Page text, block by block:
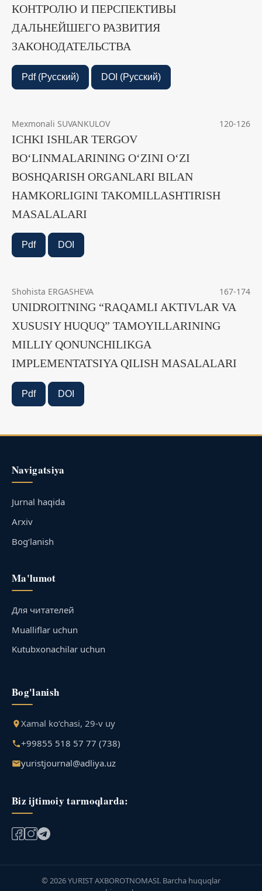
КОНТРОЛЮ И ПЕРСПЕКТИВЫ
ДАЛЬНЕЙШЕГО РАЗВИТИЯ
ЗАКОНОДАТЕЛЬСТВА
Pdf (Русский) DOI (Русский)
Mexmonali SUVANKULOV 120-126
ICHKI ISHLAR TERGOV
BO‘LINMALARINING O‘ZINI O‘ZI
BOSHQARISH ORGANLARI BILAN
HAMKORLIGINI TAKOMILLASHTIRISH
MASALALARI
Pdf DOI
Shohista ERGASHEVA 167-174
UNIDROITNING “RAQAMLI AKTIVLAR VA
XUSUSIY HUQUQ” TAMOYILLARINING
MILLIY QONUNCHILIKGA
IMPLEMENTATSIYA QILISH MASALALARI
Pdf DOI
Navigatsiya
Jurnal haqida
Arxiv
Bog‘lanish
Ma'lumot
Для читателей
Mualliflar uchun
Kutubxonachilar uchun
Bog'lanish
Xamal ko‘chasi, 29-v uy
+99855 518 57 77 (738)
yuristjournal@adliya.uz
Biz ijtimoiy tarmoqlarda:
© 2026 YURIST AXBOROTNOMASI. Barcha huquqlar